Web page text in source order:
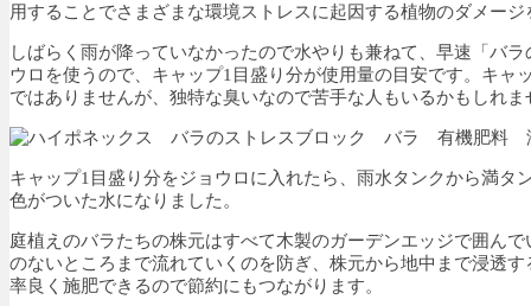
用することでさまざまな環境ストレスに起因する植物のダメー
しばらく雨が降っていなかったので水やりも兼ねて、早速「バ
ウロを使うので、キャップ1目盛り分が使用量の目安です。キ
ではありませんが、独特な臭いなので苦手な人もいるかもしれま
キャップ1目盛り分をジョウロに入れたら、雨水タンクから満
色がついた水になりました。
庭植えのバラたちの株元はすべて木製のガーデンエッジで囲ん
のないところまで流れていくのを防ぎ、株元から地中まで浸透
率良く施肥できるので節約にもつながります。